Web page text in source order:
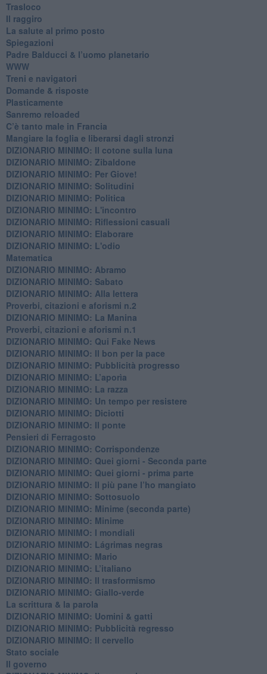
Trasloco
Il raggiro
​La salute al primo posto
Spiegazioni
Padre Balducci & l’uomo planetario
WWW
​Treni e navigatori
​Domande & risposte
​Plasticamente
Sanremo reloaded
C’è tanto male in Francia
​Mangiare la foglia e liberarsi dagli stronzi
DIZIONARIO MINIMO: Il cotone sulla luna
DIZIONARIO MINIMO: Zibaldone
DIZIONARIO MINIMO: Per Giove!
DIZIONARIO MINIMO: Solitudini
DIZIONARIO MINIMO: Politica
DIZIONARIO MINIMO: L'incontro
DIZIONARIO MINIMO: Riflessioni casuali
DIZIONARIO MINIMO: Elaborare
DIZIONARIO MINIMO: L'odio
​Matematica
DIZIONARIO MINIMO: Abramo
DIZIONARIO MINIMO: Sabato
​DIZIONARIO MINIMO: Alla lettera
Proverbi, citazioni e aforismi n.2
DIZIONARIO MINIMO: La Manina
​Proverbi, citazioni e aforismi n.1
DIZIONARIO MINIMO: Qui Fake News
DIZIONARIO MINIMO: ​Il bon per la pace
DIZIONARIO MINIMO: Pubblicità progresso
DIZIONARIO MINIMO: L’aporìa
DIZIONARIO MINIMO: La razza
DIZIONARIO MINIMO: Un tempo per resistere
DIZIONARIO MINIMO: Diciotti
DIZIONARIO MINIMO: Il ponte
Pensieri di Ferragosto
DIZIONARIO MINIMO: Corrispondenze
DIZIONARIO MINIMO: Quei giorni - Seconda parte
DIZIONARIO MINIMO: Quei giorni - prima parte
DIZIONARIO MINIMO: Il più pane l’ho mangiato
DIZIONARIO MINIMO: Sottosuolo
DIZIONARIO MINIMO: Minime (seconda parte)
DIZIONARIO MINIMO: Minime
DIZIONARIO MINIMO: ​I mondiali
DIZIONARIO MINIMO: ​Lágrimas negras
DIZIONARIO MINIMO: Mario
DIZIONARIO MINIMO: L’italiano
DIZIONARIO MINIMO: Il trasformismo
DIZIONARIO MINIMO: Giallo-verde
La scrittura & la parola
​DIZIONARIO MINIMO: Uomini & gatti
DIZIONARIO MINIMO: ​Pubblicità regresso
DIZIONARIO MINIMO: Il cervello
Stato sociale
Il governo